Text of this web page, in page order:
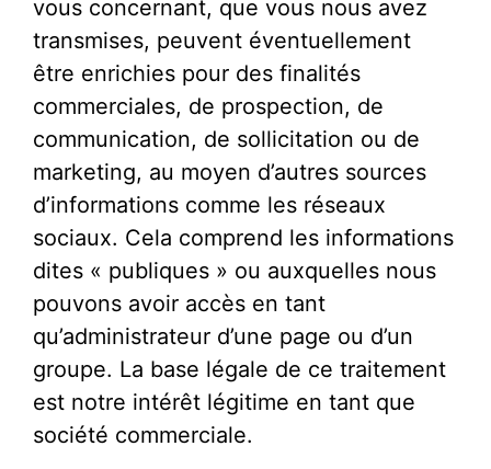
vous concernant, que vous nous avez
transmises, peuvent éventuellement
être enrichies pour des finalités
commerciales, de prospection, de
communication, de sollicitation ou de
marketing, au moyen d’autres sources
d’informations comme les réseaux
sociaux. Cela comprend les informations
dites « publiques » ou auxquelles nous
pouvons avoir accès en tant
qu’administrateur d’une page ou d’un
groupe. La base légale de ce traitement
est notre intérêt légitime en tant que
société commerciale.